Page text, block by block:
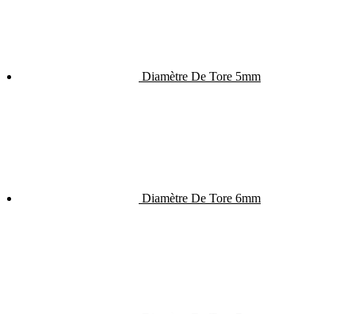
Diamètre De Tore 5mm
Diamètre De Tore 6mm